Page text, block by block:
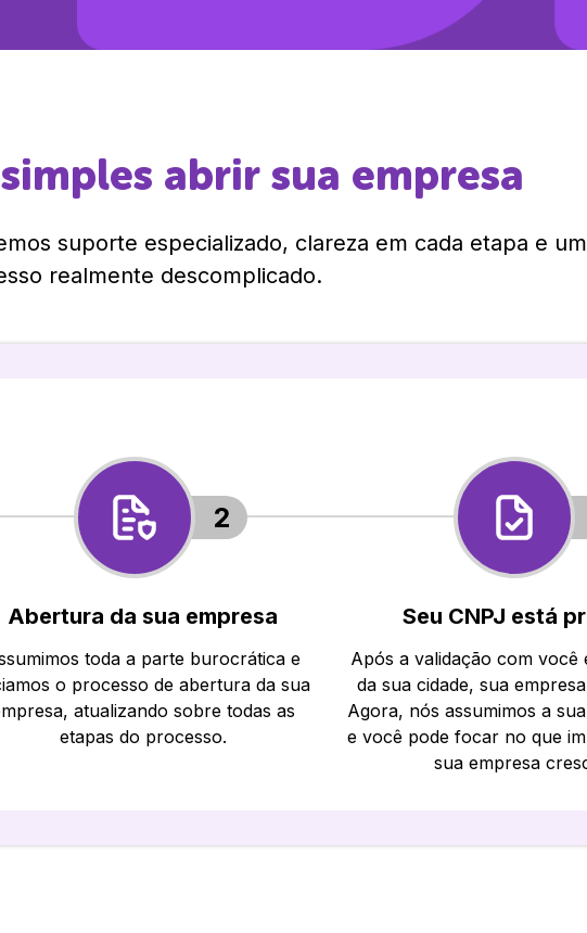
abrir sua empresa
suporte especializado, clareza em cada etapa e um
realmente descomplicado.
2
Abertura da sua empresa
toda a parte burocrática e
o processo de abertura da sua
atualizando sobre todas as
etapas do processo.
Seu CNPJ está
Após a validação com você
da sua cidade, sua
Agora, nós assumimos a
e você pode focar no que
sua empresa